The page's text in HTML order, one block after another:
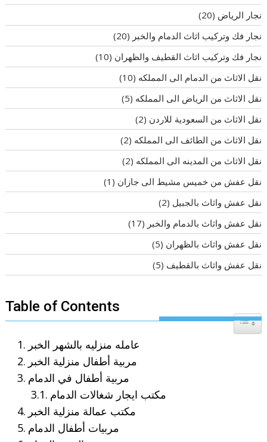
نجار الرياض (20)
نجار فك وتركيب اثاث الدمام والخبر (20)
نجار فك وتركيب اثاث القطيف والظهران (10)
نقل الاثاث من الدمام الى المملكه (10)
نقل الاثاث من الرياض الى المملكه (5)
نقل الاثاث من السعودية للاردن (2)
نقل الاثاث من الطائف الى المملكه (2)
نقل الاثاث من المدينه الى المملكه (2)
نقل عفش من خميس مشيط الى جازان (1)
نقل عفش واثاث بالجبيل (2)
نقل عفش واثاث بالدمام والخبر (17)
نقل عفش واثاث بالظهران (5)
نقل عفش واثاث بالقطيف (5)
Table of Contents
Toggle
عامله منزليه بالشهر الخبر
مربية أطفال منزلية الخبر
مربية أطفال في الدمام
مكتب ايجار شغالات الدمام
مكتب عمالة منزلية الخبر
مربيات أطفال الدمام